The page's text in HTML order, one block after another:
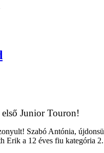
Junior Touron!
Szabó Antónia,
Erik a 12 éves fiu kategória